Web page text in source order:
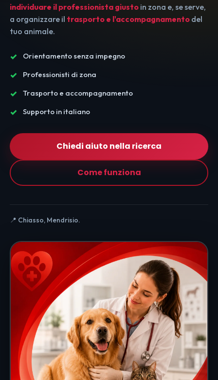
individuare il professionista giusto in zona e, se serve,
a organizzare il trasporto e l'accompagnamento del
tuo animale.
Orientamento senza impegno
Professionisti di zona
Trasporto e accompagnamento
Supporto in italiano
Chiedi aiuto nella ricerca
Come funziona
📍 Chiasso, Mendrisio.